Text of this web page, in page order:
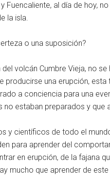
Fuencaliente, al día de hoy,
la isla.
o una suposición?
volcán Cumbre Vieja, no
producirse una erupción,
a conciencia para una
no estaban preparados y
y científicos de todo el
para aprender del
en erupción, de la fajana
mucho que aprender de